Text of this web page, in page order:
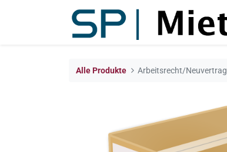
Alle Produkte Arbeitsrecht/Neuvertrag